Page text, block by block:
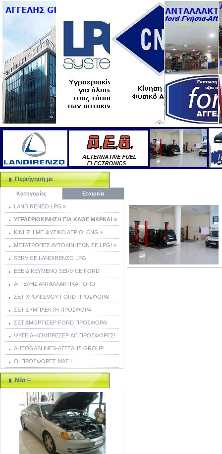
Περιήγηση με
Κατηγορίες Εταιρεία
LANDIRENZO LPG »
ΥΓΡΑΕΡΙΟΚΙΝΗΣΗ ΓΙΑ ΚΑΘΕ ΜΑΡΚΑ! »
ΚΙΝΗΣΗ ΜΕ ΦΥΣΙΚΟ ΑΕΡΙΟ! CNG »
ΜΕΤΑΤΡΟΠΕΣ ΑΥΤΟΚΙΝΗΤΩΝ ΣΕ LPG! »
SERVICE LANDIRENZO LPG
ΕΞΕΙΔΙΚΕΥΜΕΝΟ SERVICE FORD
ΑΓΓΕΛΗΣ ΑΝΤΑΛΛΑΚΤΙΚΑ FORD
ΣΕΤ ΧΡΟΝΙΣΜΟΥ FORD ΠΡΟΣΦΟΡΑ!
ΣΕΤ ΣΥΜΠΛΕΚΤΗ ΠΡΟΣΦΟΡΑ!
ΣΕΤ ΑΜΟΡΤΙΣΕΡ FORD ΠΡΟΣΦΟΡΑ!
ΨΥΓΕΙΑ-ΚΟΜΠΡΕΣΕΡ AC ΠΡΟΣΦΟΡΕΣ!
AUTOGASLINES-ΑΓΓΕΛΗΣ GROUP
ΟΙ ΠΡΟΣΦΟΡΕΣ ΜΑΣ !
Νέο